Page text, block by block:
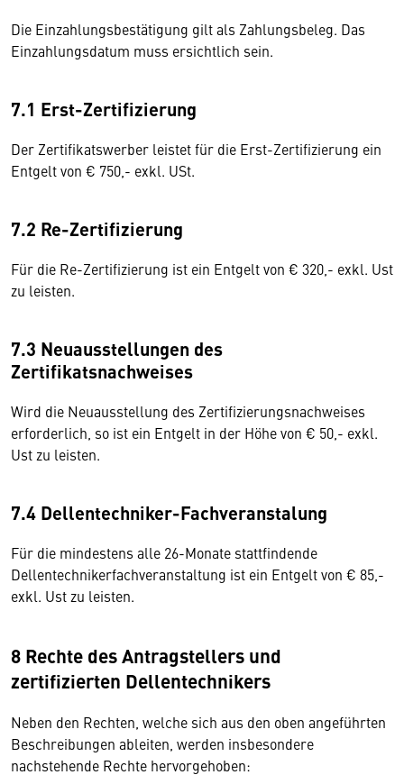
Die Einzahlungsbestätigung gilt als Zahlungsbeleg. Das
Einzahlungsdatum muss ersichtlich sein.
7.1 Erst-Zertifizierung
Der Zertifikatswerber leistet für die Erst-Zertifizierung ein
Entgelt von € 750,- exkl. USt.
7.2 Re-Zertifizierung
Für die Re-Zertifizierung ist ein Entgelt von € 320,- exkl. Ust
zu leisten.
7.3 Neuausstellungen des
Zertifikatsnachweises
Wird die Neuausstellung des Zertifizierungsnachweises
erforderlich, so ist ein Entgelt in der Höhe von € 50,- exkl.
Ust zu leisten.
7.4 Dellentechniker-Fachveranstalung
Für die mindestens alle 26-Monate stattfindende
Dellentechnikerfachveranstaltung ist ein Entgelt von € 85,-
exkl. Ust zu leisten.
8 Rechte des Antragstellers und
zertifizierten Dellentechnikers
Neben den Rechten, welche sich aus den oben angeführten
Beschreibungen ableiten, werden insbesondere
nachstehende Rechte hervorgehoben: